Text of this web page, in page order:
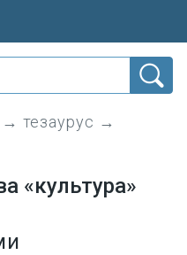
→ тезаурус →
«культура»